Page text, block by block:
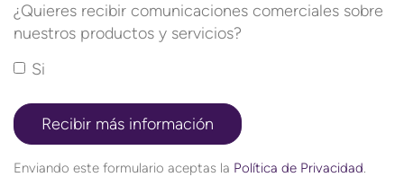
¿Quieres recibir comunicaciones comerciales sobre
nuestros productos y servicios?
Si
Enviando este formulario aceptas la Política de Privacidad.